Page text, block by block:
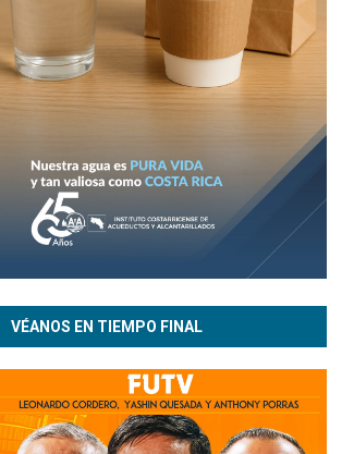
VÉANOS EN TIEMPO FINAL